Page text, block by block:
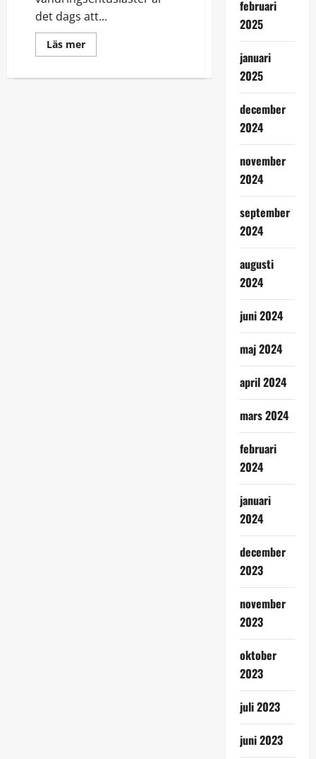
det dags att...
Läs merRead
more
och
februari
2025
januari
2025
december
2024
november
2024
september
2024
augusti
2024
juni 2024
maj 2024
april 2024
mars 2024
februari
2024
januari
2024
december
2023
november
2023
oktober
2023
juli 2023
juni 2023